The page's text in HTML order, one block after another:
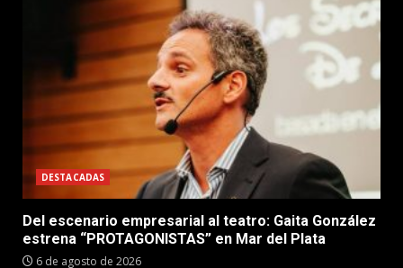
DESTACADAS
Del escenario empresarial al teatro: Gaita González
estrena “PROTAGONISTAS” en Mar del Plata
6 de agosto de 2026